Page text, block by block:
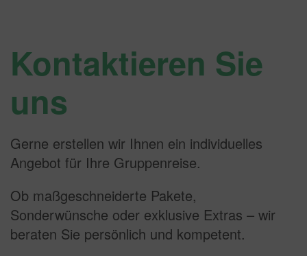
Kontaktieren Sie
uns
Gerne erstellen wir Ihnen ein individuelles
Angebot für Ihre Gruppenreise.
Ob maßgeschneiderte Pakete,
Sonderwünsche oder exklusive Extras – wir
beraten Sie persönlich und kompetent.